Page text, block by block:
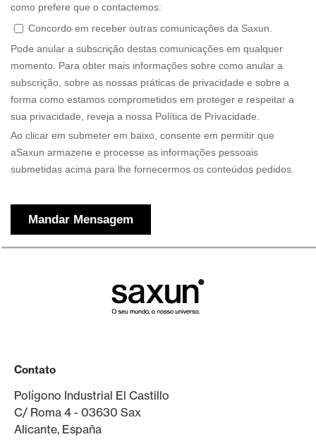
Contato
Polígono Industrial El Castillo
C/ Roma 4 - 03630 Sax
Alicante, España